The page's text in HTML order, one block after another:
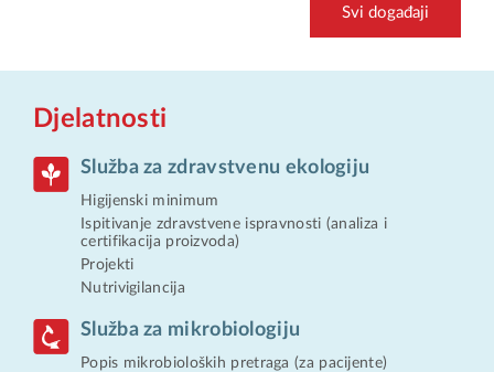
Svi događaji
Djelatnosti
Služba za zdravstvenu ekologiju
Higijenski minimum
Ispitivanje zdravstvene ispravnosti (analiza i
certifikacija proizvoda)
Projekti
Nutrivigilancija
Služba za mikrobiologiju
Popis mikrobioloških pretraga (za pacijente)